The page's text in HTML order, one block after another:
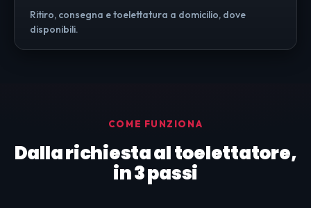
Ritiro, consegna e toelettatura a domicilio, dove
disponibili.
COME FUNZIONA
Dalla richiesta al toelettatore,
in 3 passi